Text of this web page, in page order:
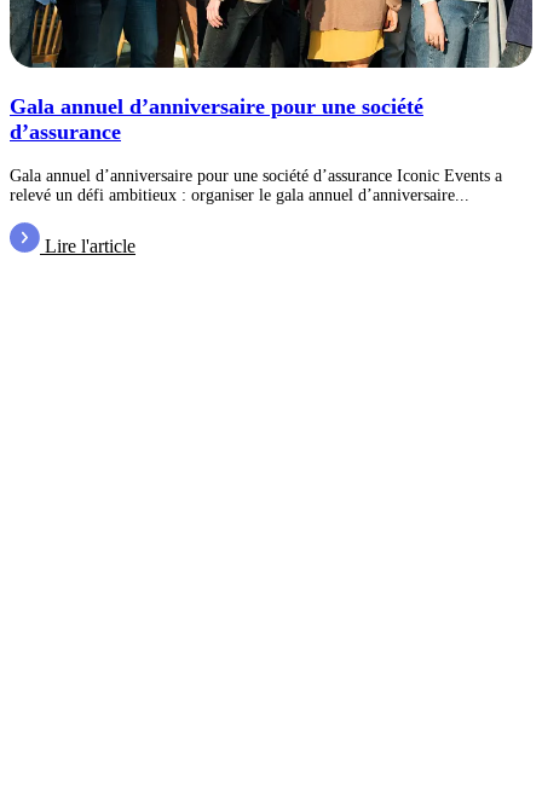
Gala annuel d’anniversaire pour une société
d’assurance
Gala annuel d’anniversaire pour une société d’assurance Iconic Events a
relevé un défi ambitieux : organiser le gala annuel d’anniversaire...
Lire l'article